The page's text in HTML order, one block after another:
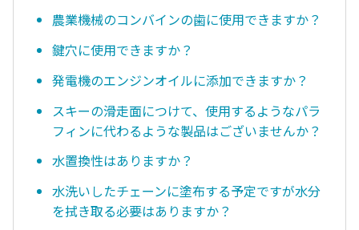
農業機械のコンバインの歯に使用できますか？
鍵穴に使用できますか？
発電機のエンジンオイルに添加できますか？
スキーの滑走面につけて、使用するようなパラ
フィンに代わるような製品はございませんか？
水置換性はありますか？
水洗いしたチェーンに塗布する予定ですが水分
を拭き取る必要はありますか？